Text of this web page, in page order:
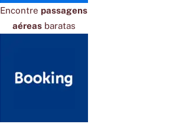
Encontre passagens
aéreasbaratas